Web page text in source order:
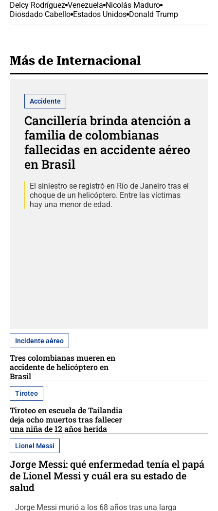
Delcy Rodríguez Venezuela Nicolás Maduro
Diosdado Cabello Estados Unidos Donald Trump
Más de Internacional
Accidente
Cancillería brinda atención a
familia de colombianas
fallecidas en accidente aéreo
en Brasil
El siniestro se registró en Río de Janeiro tras el
choque de un helicóptero. Entre las víctimas
hay una menor de edad.
Incidente aéreo
Tres colombianas mueren en
accidente de helicóptero en
Brasil
Tiroteo
Tiroteo en escuela de Tailandia
deja ocho muertos tras fallecer
una niña de 12 años herida
Lionel Messi
Jorge Messi: qué enfermedad tenía el papá
de Lionel Messi y cuál era su estado de
salud
Jorge Messi murió a los 68 años tras una larga